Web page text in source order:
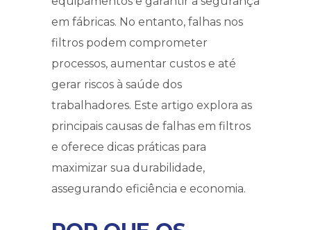
em fábricas. No entanto, falhas nos
filtros podem comprometer
processos, aumentar custos e até
gerar riscos à saúde dos
trabalhadores. Este artigo explora as
principais causas de falhas em filtros
e oferece dicas práticas para
maximizar sua durabilidade,
assegurando eficiência e economia.